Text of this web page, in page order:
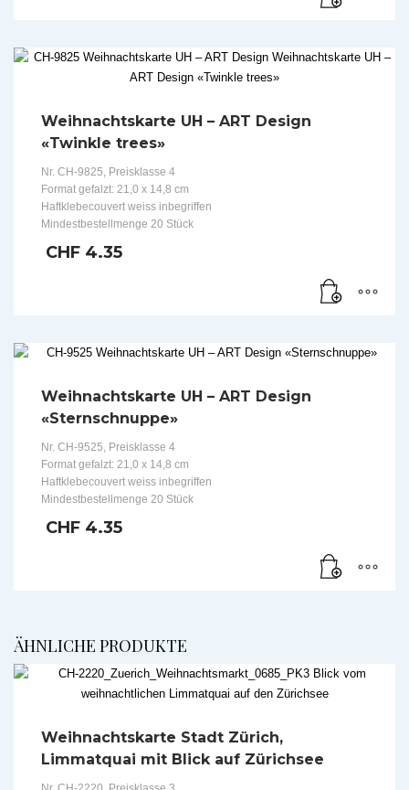
Weihnachtskarte UH – ART Design
«Twinkle trees»
Nr. CH-9825, Preisklasse 4
Format gefalzt: 21,0 x 14,8 cm
Haftklebecouvert weiss inbegriffen
Mindestbestellmenge 20 Stück
CHF 4.35
Weihnachtskarte UH – ART Design
«Sternschnuppe»
Nr. CH-9525, Preisklasse 4
Format gefalzt: 21,0 x 14,8 cm
Haftklebecouvert weiss inbegriffen
Mindestbestellmenge 20 Stück
CHF 4.35
ÄHNLICHE PRODUKTE
Weihnachtskarte Stadt Zürich,
Limmatquai mit Blick auf Zürichsee